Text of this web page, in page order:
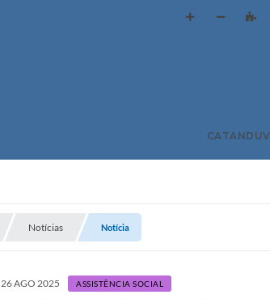
Notícias Notícia
26 AGO 2025 ASSISTÊNCIA SOCIAL